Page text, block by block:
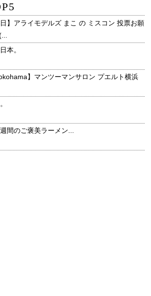
日】アライモデルズ まこ の ミスコン 投票お願
本。
】マンツーマンサロン プエルト横浜
週間のご褒美ラーメン...